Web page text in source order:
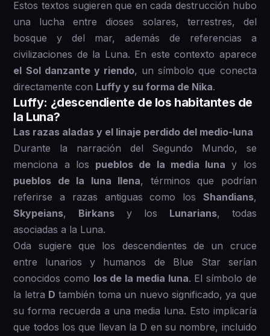
Estos textos sugieren que en cada destrucción hubo
una lucha entre dioses solares, terrestres, del
bosque y del mar, además de referencias a
civilizaciones de la Luna. En este contexto aparece
el Sol danzante y riendo, un símbolo que conecta
directamente con Luffy y su forma de Nika.
Luffy: ¿descendiente de los habitantes de
la Luna?
Las razas aladas y el linaje perdido del medio-luna
Durante la narración del Segundo Mundo, se
menciona a los pueblos de la media luna y los
pueblos de la luna llena, términos que podrían
referirse a razas antiguas como los Shandians,
Skypeians, Birkans y los Lunarians, todas
asociadas a la Luna.
Oda sugiere que los descendientes de un cruce
entre lunarios y humanos de Blue Star serían
conocidos como los de la media luna. El símbolo de
la letra D también toma un nuevo significado, ya que
su forma recuerda a una media luna. Esto implicaría
que todos los que llevan la D en su nombre, incluido